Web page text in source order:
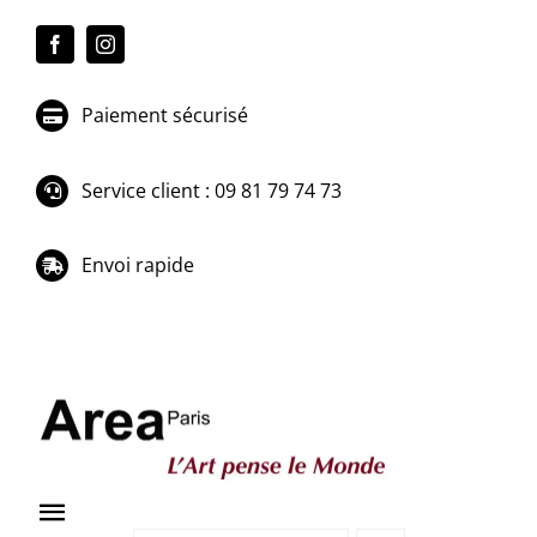
Paiement sécurisé
Service client : 09 81 79 74 73
Envoi rapide